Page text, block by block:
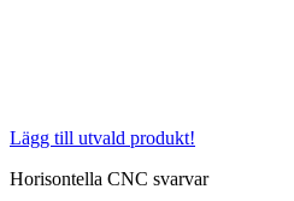
Lägg till utvald produkt!
Horisontella CNC svarvar